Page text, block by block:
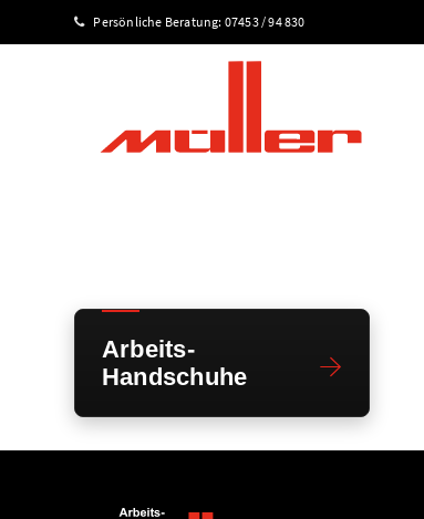
Persönliche Beratung: 07453 / 94 830
Arbeits-
Handschuhe